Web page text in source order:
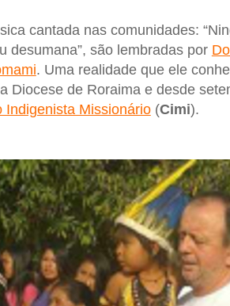
cantada nas comunidades:
desumana”, são lembradas por
. Uma realidade que ele
Diocese de Roraima e desde
Indigenista Missionário(Cimi).